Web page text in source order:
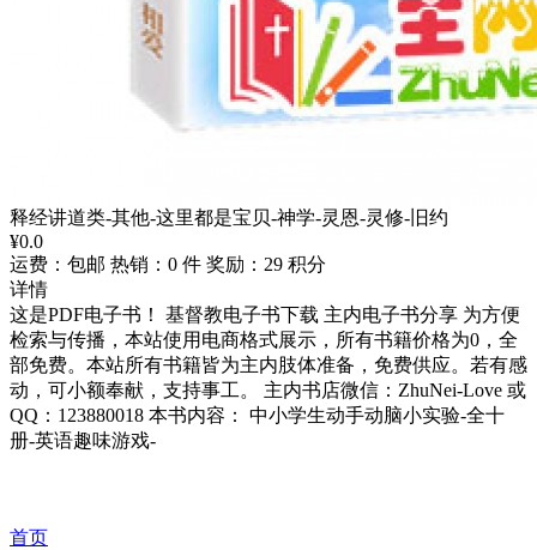
释经讲道类-其他-这里都是宝贝-神学-灵恩-灵修-旧约
¥0.0
运费：包邮 热销：0 件 奖励：29 积分
详情
这是PDF电子书！ 基督教电子书下载 主内电子书分享 为方便
检索与传播，本站使用电商格式展示，所有书籍价格为0，全
部免费。本站所有书籍皆为主内肢体准备，免费供应。若有感
动，可小额奉献，支持事工。 主内书店微信：ZhuNei-Love 或
QQ：123880018 本书内容： 中小学生动手动脑小实验-全十
册-英语趣味游戏-
首页